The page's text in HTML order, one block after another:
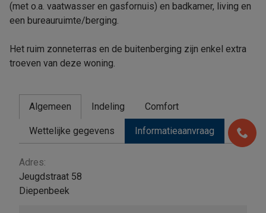
(met o.a. vaatwasser en gasfornuis) en badkamer, living en
een bureauruimte/berging.
Het ruim zonneterras en de buitenberging zijn enkel extra
troeven van deze woning.
Algemeen Indeling Comfort
Wettelijke gegevens Informatieaanvraag
Algemeen
Adres:
Jeugdstraat 58
Diepenbeek